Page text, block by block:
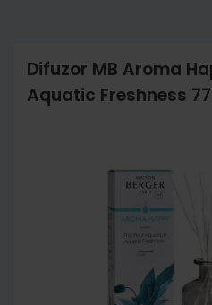
Difuzor MB Aroma
Aquatic Freshness